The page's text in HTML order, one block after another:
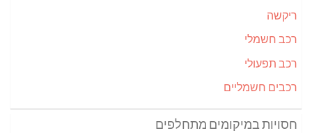
ריקשה
רכב חשמלי
רכב תפעולי
רכבים חשמליים
חסויות במיקומים מתחלפים